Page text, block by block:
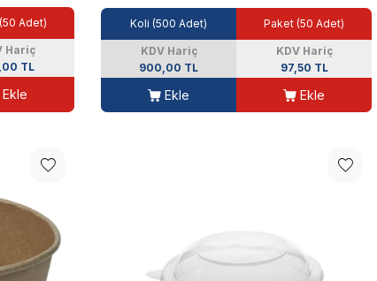
Adet)
Hariç
TL
Ekle
Koli (500 Adet)
KDV Hariç
900,00 TL
Ekle
Paket (50 Adet)
KDV Hariç
97,50 TL
Ekle